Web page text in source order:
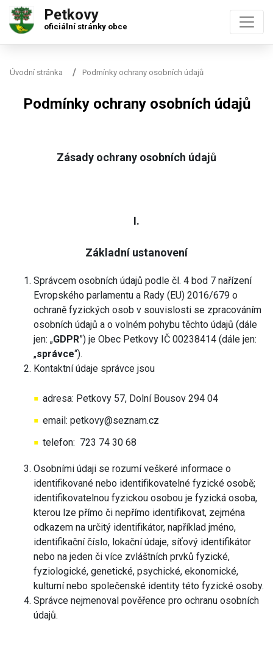
Petkovy
oficiální stránky obce
Úvodní stránka Podmínky ochrany osobních údajů
Podmínky ochrany osobních údajů
Zásady ochrany osobních údajů
I.
Základní ustanovení
Správcem osobních údajů podle čl. 4 bod 7 nařízení
Evropského parlamentu a Rady (EU) 2016/679 o
ochraně fyzických osob v souvislosti se zpracováním
osobních údajů a o volném pohybu těchto údajů (dále
jen: „GDPR”) je Obec Petkovy IČ 00238414 (dále jen:
„správce“).
Kontaktní údaje správce jsou
adresa: Petkovy 57, Dolní Bousov 294 04
email: petkovy@seznam.cz
telefon: 723 74 30 68
Osobními údaji se rozumí veškeré informace o
identifikované nebo identifikovatelné fyzické osobě;
identifikovatelnou fyzickou osobou je fyzická osoba,
kterou lze přímo či nepřímo identifikovat, zejména
odkazem na určitý identifikátor, například jméno,
identifikační číslo, lokační údaje, síťový identifikátor
nebo na jeden či více zvláštních prvků fyzické,
fyziologické, genetické, psychické, ekonomické,
kulturní nebo společenské identity této fyzické osoby.
Správce nejmenoval pověřence pro ochranu osobních
údajů.